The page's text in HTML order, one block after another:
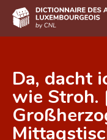
DE FR
Accueil
Da, dacht
wie Stroh.